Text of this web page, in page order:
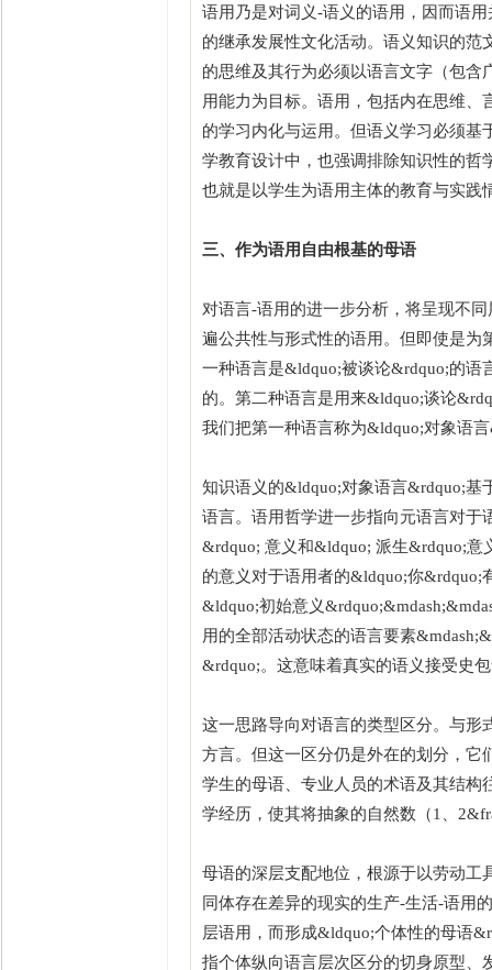
语用乃是对词义-语义的语用，因而语
的继承发展性文化活动。语义知识的
的思维及其行为必须以语言文字（包
用能力为目标。语用，包括内在思维
的学习内化与运用。但语义学习必须
学教育设计中，也强调排除知识性的哲
也就是以学生为语用主体的教育与实践
三、作为语用自由根基的母语
对语言-语用的进一步分析，将呈现不
遍公共性与形式性的语用。但即使是为
一种语言是&ldquo;被谈论&rdquo;的语
的。第二种语言是用来&ldquo;谈论
我们把第一种语言称为&ldquo;对象语
知识语义的&ldquo;对象语言&rdquo;基
语言。语用哲学进一步指向元语言对于
&rdquo; 意义和&ldquo; 派生&rdquo;意
的意义对于语用者的&ldquo;你&rdquo;
&ldquo;初始意义
用的全部活动状态的语言要素
&rdquo;。这意味着真实的语义接受史
这一思路导向对语言的类型区分。与形
方言。但这一区分仍是外在的划分，它
学生的母语、专业人员的术语及其结构
学经历，使其将抽象的自然数（1、
母语的深层支配地位，根源于以劳动工
同体存在差异的现实的生产-生活-语用
层语用，而形成&ldquo;个体性的母语
指个体纵向语言层次区分的切身原型、